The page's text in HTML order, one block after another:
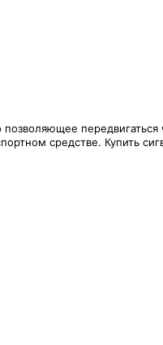
средстве. Купить